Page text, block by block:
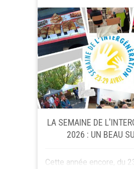
professionnel de l'aide
LA SEMAINE DE
2026 : UN BEAU
Cette année encore, du